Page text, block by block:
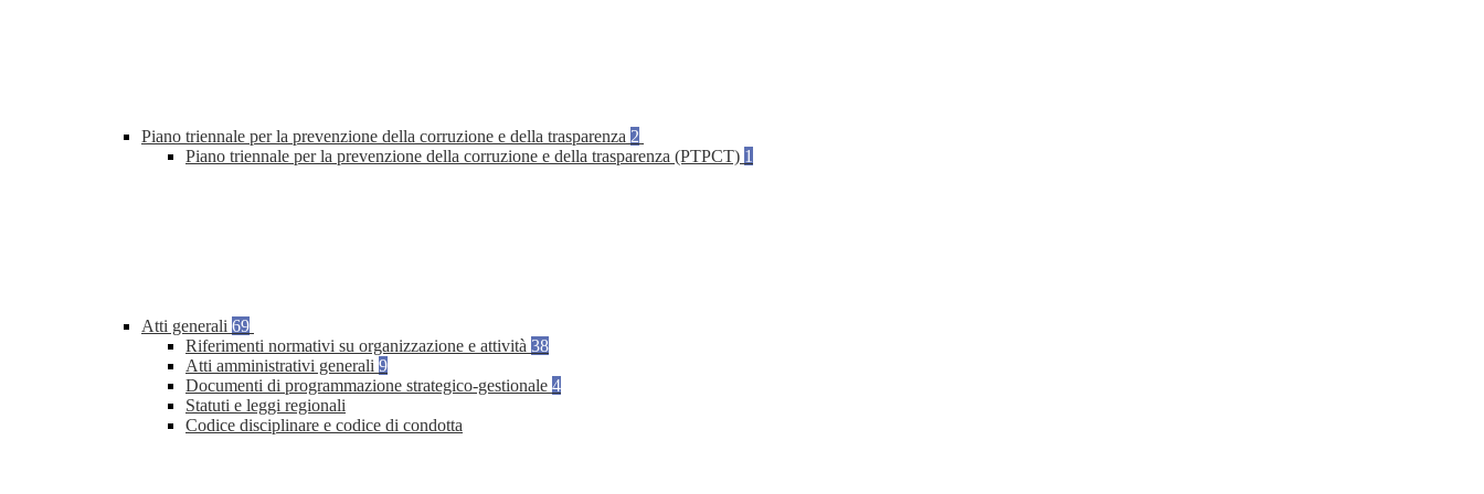
Piano triennale per la prevenzione della corruzione e della trasparenza 2
Piano triennale per la prevenzione della corruzione e della trasparenza (PTPCT) 1
Atti generali 69
Riferimenti normativi su organizzazione e attività 38
Atti amministrativi generali 9
Documenti di programmazione strategico-gestionale 4
Statuti e leggi regionali
Codice disciplinare e codice di condotta